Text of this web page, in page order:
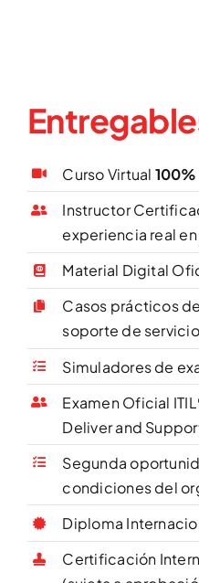
Curso Virtual 100%
Instructor
experiencia real
Material Digital
Casos prácticos
soporte de
Simuladores de
Examen Oficial
Deliver and
Segunda
condiciones del
Diploma
Certificación